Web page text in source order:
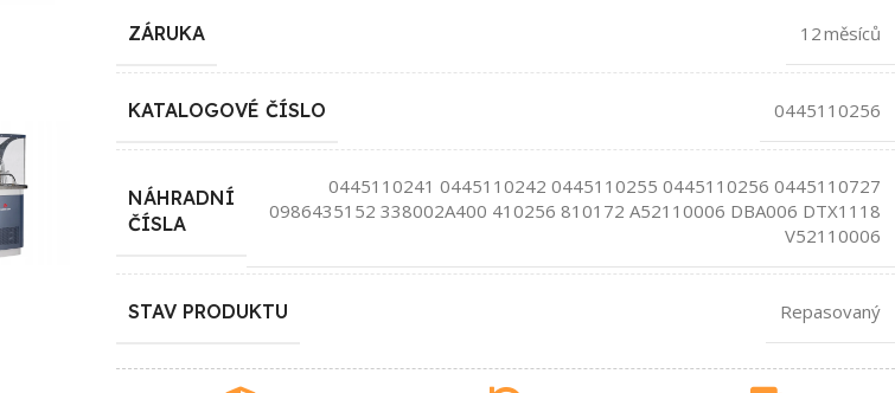
ZÁRUKA 12 měsíců
KATALOGOVÉ ČÍSLO 0445110256
NÁHRADNÍ
ČÍSLA
0445110241 0445110242 0445110255 0445110256 0445110727
0986435152 338002A400 410256 810172 A52110006 DBA006 DTX1118
V52110006
STAV PRODUKTU Repasovaný